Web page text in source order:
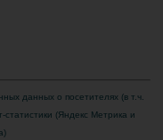
данных о посетителях (в т.ч.
(Яндекс Метрика и